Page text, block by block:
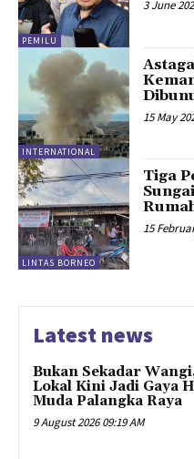
PEMILU
3 June
INTERNATIONAL
15 May
LINTAS BORNEO
Tiga
15
Latest news
Bukan Sekadar
Lokal Kini Jadi Gaya
Muda Palangka Raya
9 August 2026 09:19 AM